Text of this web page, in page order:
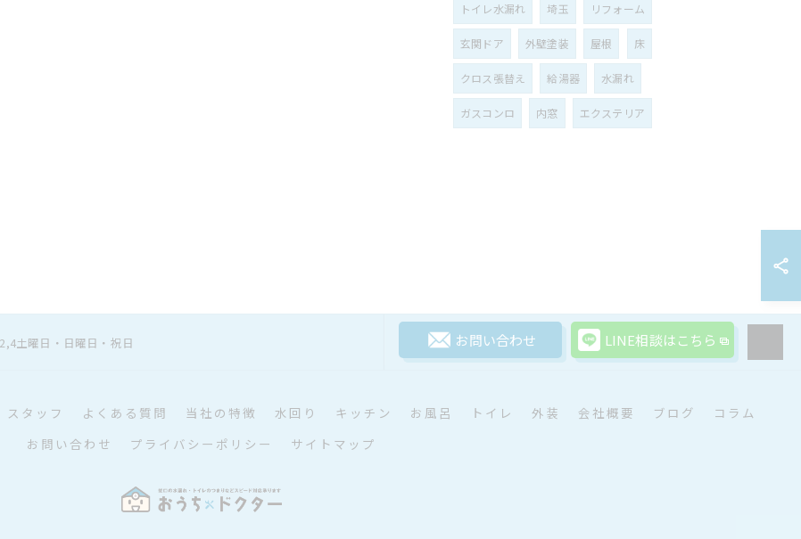
トイレ水漏れ 埼玉 リフォーム
玄関ドア 外壁塗装 屋根 床
クロス張替え 給湯器 水漏れ
ガスコンロ 内窓 エクステリア
土曜日・日曜日・祝日 お問い合わせ LINE相談はこちら
スタッフ よくある質問 当社の特徴 水回り キッチン お風呂 トイレ 外装 会社概要 ブログ
コラム
お問い合わせ
プライバシーポリシー サイトマップ